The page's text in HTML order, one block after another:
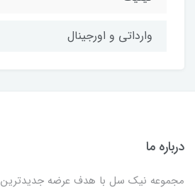
وارداتی و اورجینال
درباره ما
مجموعه نیک سل با هدف عرضه جدیدترین